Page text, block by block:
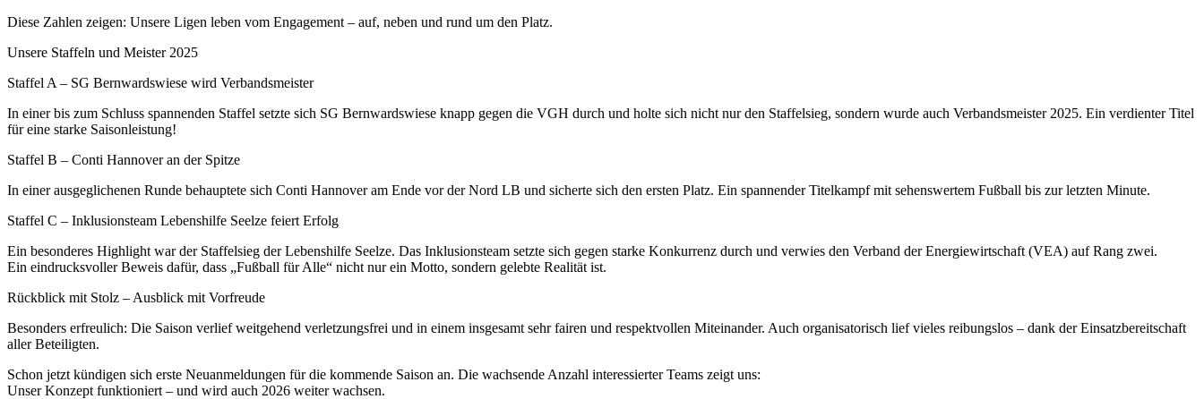
Diese Zahlen zeigen: Unsere Ligen leben vom Engagement – auf, neben und rund um den Platz.
Unsere Staffeln und Meister 2025
Staffel A – SG Bernwardswiese wird Verbandsmeister
In einer bis zum Schluss spannenden Staffel setzte sich SG Bernwardswiese knapp gegen die VGH durch und holte sich nicht nur den Staffelsieg, sondern wurde auch Verbandsmeister 2025. Ein verdienter Titel
für eine starke Saisonleistung!
Staffel B – Conti Hannover an der Spitze
In einer ausgeglichenen Runde behauptete sich Conti Hannover am Ende vor der Nord LB und sicherte sich den ersten Platz. Ein spannender Titelkampf mit sehenswertem Fußball bis zur letzten Minute.
Staffel C – Inklusionsteam Lebenshilfe Seelze feiert Erfolg
Ein besonderes Highlight war der Staffelsieg der Lebenshilfe Seelze. Das Inklusionsteam setzte sich gegen starke Konkurrenz durch und verwies den Verband der Energiewirtschaft (VEA) auf Rang zwei.
Ein eindrucksvoller Beweis dafür, dass „Fußball für Alle“ nicht nur ein Motto, sondern gelebte Realität ist.
Rückblick mit Stolz – Ausblick mit Vorfreude
Besonders erfreulich: Die Saison verlief weitgehend verletzungsfrei und in einem insgesamt sehr fairen und respektvollen Miteinander. Auch organisatorisch lief vieles reibungslos – dank der Einsatzbereitschaft
aller Beteiligten.
Schon jetzt kündigen sich erste Neuanmeldungen für die kommende Saison an. Die wachsende Anzahl interessierter Teams zeigt uns:
Unser Konzept funktioniert – und wird auch 2026 weiter wachsen.